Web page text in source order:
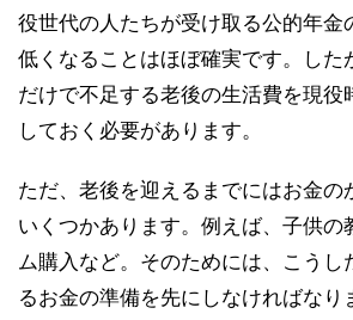
役世代の人たちが受け取る公的年金
低くなることはほぼ確実です。した
だけで不足する老後の生活費を現役
しておく必要があります。
ただ、老後を迎えるまでにはお金の
いくつかあります。例えば、子供の
ム購入など。そのためには、こうし
るお金の準備を先にしなければなり